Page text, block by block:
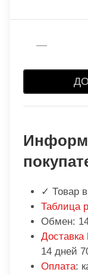
✓ Товар
Таблица
Обмен:
Доставка
14 дней
Оплата: